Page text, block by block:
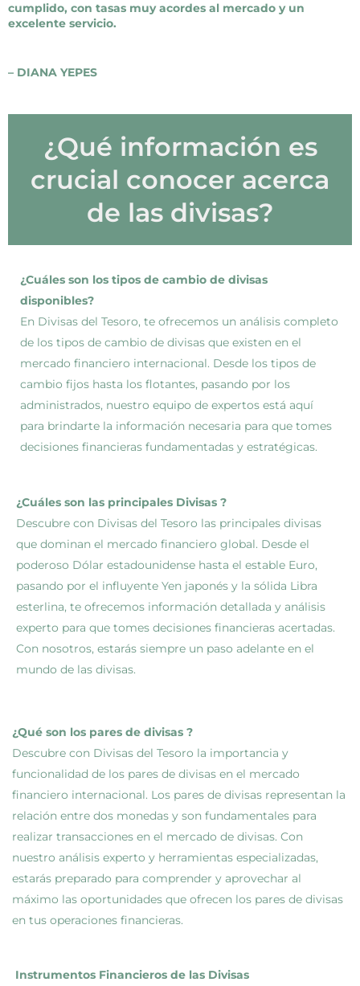
cumplido, con tasas muy acordes al mercado y un
excelente servicio.
– DIANA YEPES
¿Qué información es
crucial conocer acerca
de las divisas?
¿Cuáles son los tipos de cambio de divisas
disponibles?
En Divisas del Tesoro, te ofrecemos un análisis completo
de los tipos de cambio de divisas que existen en el
mercado financiero internacional. Desde los tipos de
cambio fijos hasta los flotantes, pasando por los
administrados, nuestro equipo de expertos está aquí
para brindarte la información necesaria para que tomes
decisiones financieras fundamentadas y estratégicas.
¿Cuáles son las principales Divisas ?
Descubre con Divisas del Tesoro las principales divisas
que dominan el mercado financiero global. Desde el
poderoso Dólar estadounidense hasta el estable Euro,
pasando por el influyente Yen japonés y la sólida Libra
esterlina, te ofrecemos información detallada y análisis
experto para que tomes decisiones financieras acertadas.
Con nosotros, estarás siempre un paso adelante en el
mundo de las divisas.
¿Qué son los pares de divisas ?
Descubre con Divisas del Tesoro la importancia y
funcionalidad de los pares de divisas en el mercado
financiero internacional. Los pares de divisas representan la
relación entre dos monedas y son fundamentales para
realizar transacciones en el mercado de divisas. Con
nuestro análisis experto y herramientas especializadas,
estarás preparado para comprender y aprovechar al
máximo las oportunidades que ofrecen los pares de divisas
en tus operaciones financieras.
Instrumentos Financieros de las Divisas